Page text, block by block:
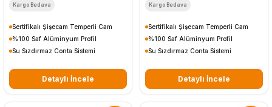
Kargo Bedava
Sertifikalı Şişecam Temperli Cam
%100 Saf Alüminyum Profil
Su Sızdırmaz Conta Sistemi
Detaylı İncele
Kargo Bedava
Sertifikalı Şişecam Temperli Cam
%100 Saf Alüminyum Profil
Su Sızdırmaz Conta Sistemi
Detaylı İncele